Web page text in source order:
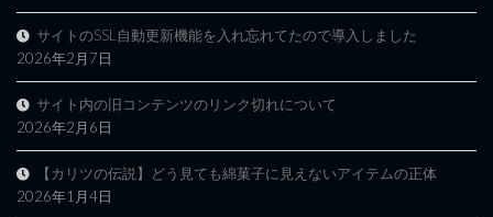
サイトのSSL自動更新機能を入れ忘れてたので導入しました
2026年2月7日
サイト内の旧コンテンツのリンク切れについて
2026年2月6日
【カリツの伝説】どう見ても綿菓子に見えないアイテムの正体
2026年1月4日